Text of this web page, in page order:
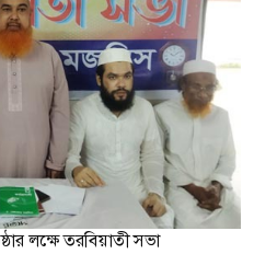
লক্ষে তরবিয়াতী সভা